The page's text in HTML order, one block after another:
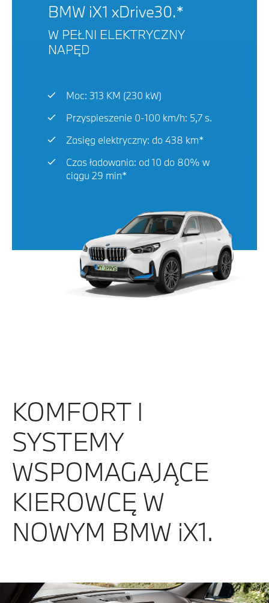
BMW iX1 xDrive30.*
W PEŁNI ELEKTRYCZNY
NAPĘD
Moc: 313 KM (230 kW)
Przyspieszenie 0-100 km/h: 5,7 s.
Zasięg elektryczny: do 438 km*
Czas ładowania: od 10 do 80% w
ciągu 29 min*
KOMFORT I
SYSTEMY
WSPOMAGAJĄCE
KIEROWCĘ W
NOWYM BMW iX1.